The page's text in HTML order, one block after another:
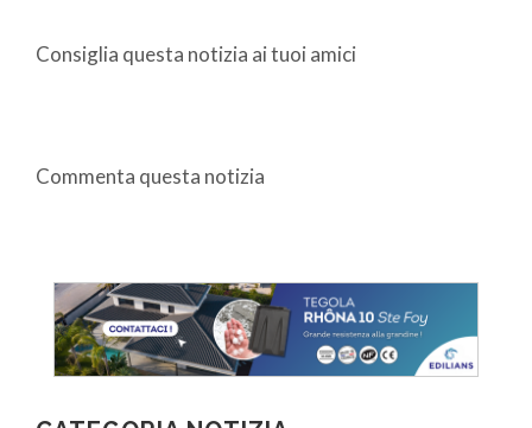
Consiglia questa notizia ai tuoi amici
Commenta questa notizia